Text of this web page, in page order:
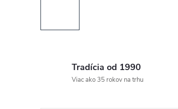
Tradícia od 1990
Viac ako 35 rokov na trhu